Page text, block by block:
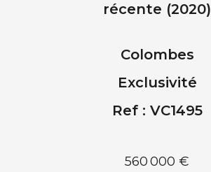
récente (2020)
Colombes
Exclusivité
Ref : VC1495
560 000 €